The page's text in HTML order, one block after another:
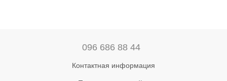
096 686 88 44
Контактная информация